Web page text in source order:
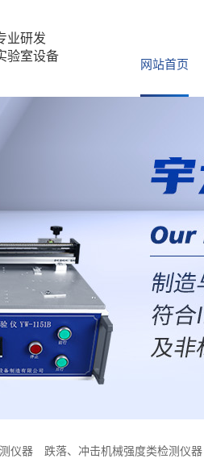
业研发
验室设备
网站首页
仪器 跌落、冲击机械强度类检测仪器